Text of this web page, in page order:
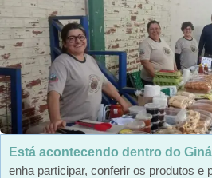
Está acontecendo dentro do
enha participar, conferir os produtos e